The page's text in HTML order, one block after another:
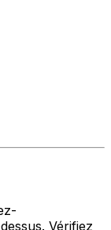
Vérifiez